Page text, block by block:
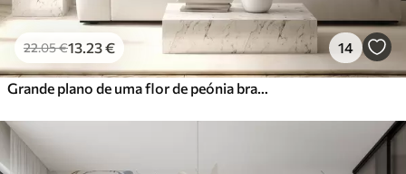
22.05€13.23€ 14
Grande plano de uma flor de peónia branca com pétalas delicadas e gotas de água